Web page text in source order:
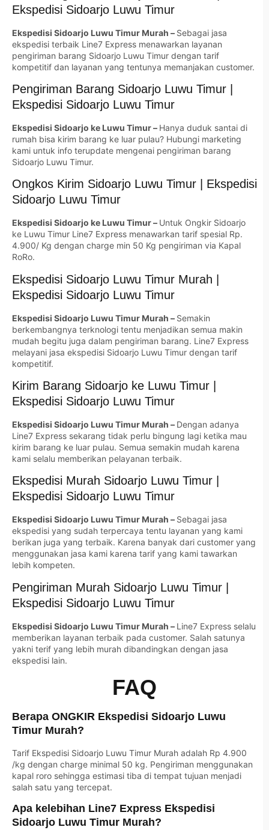
Ekspedisi Sidoarjo Luwu Timur
Ekspedisi Sidoarjo Luwu Timur Murah – Sebagai jasa
ekspedisi terbaik Line7 Express menawarkan layanan
pengiriman barang Sidoarjo Luwu Timur dengan tarif
kompetitif dan layanan yang tentunya memanjakan customer.
Pengiriman Barang Sidoarjo Luwu Timur |
Ekspedisi Sidoarjo Luwu Timur
Ekspedisi Sidoarjo ke Luwu Timur – Hanya duduk santai di
rumah bisa kirim barang ke luar pulau? Hubungi marketing
kami untuk info terupdate mengenai pengiriman barang
Sidoarjo Luwu Timur.
Ongkos Kirim Sidoarjo Luwu Timur | Ekspedisi
Sidoarjo Luwu Timur
Ekspedisi Sidoarjo ke Luwu Timur – Untuk Ongkir Sidoarjo
ke Luwu Timur Line7 Express menawarkan tarif spesial Rp.
4.900/ Kg dengan charge min 50 Kg pengiriman via Kapal
RoRo.
Ekspedisi Sidoarjo Luwu Timur Murah |
Ekspedisi Sidoarjo Luwu Timur
Ekspedisi Sidoarjo Luwu Timur Murah – Semakin
berkembangnya terknologi tentu menjadikan semua makin
mudah begitu juga dalam pengiriman barang. Line7 Express
melayani jasa ekspedisi Sidoarjo Luwu Timur dengan tarif
kompetitif.
Kirim Barang Sidoarjo ke Luwu Timur |
Ekspedisi Sidoarjo Luwu Timur
Ekspedisi Sidoarjo Luwu Timur Murah – Dengan adanya
Line7 Express sekarang tidak perlu bingung lagi ketika mau
kirim barang ke luar pulau. Semua semakin mudah karena
kami selalu memberikan pelayanan terbaik.
Ekspedisi Murah Sidoarjo Luwu Timur |
Ekspedisi Sidoarjo Luwu Timur
Ekspedisi Sidoarjo Luwu Timur Murah – Sebagai jasa
ekspedisi yang sudah terpercaya tentu layanan yang kami
berikan juga yang terbaik. Karena banyak dari customer yang
menggunakan jasa kami karena tarif yang kami tawarkan
lebih kompeten.
Pengiriman Murah Sidoarjo Luwu Timur |
Ekspedisi Sidoarjo Luwu Timur
Ekspedisi Sidoarjo Luwu Timur Murah – Line7 Express selalu
memberikan layanan terbaik pada customer. Salah satunya
yakni terif yang lebih murah dibandingkan dengan jasa
ekspedisi lain.
FAQ
Berapa ONGKIR Ekspedisi Sidoarjo Luwu
Timur Murah?
Tarif Ekspedisi Sidoarjo Luwu Timur Murah adalah Rp 4.900
/kg dengan charge minimal 50 kg. Pengiriman menggunakan
kapal roro sehingga estimasi tiba di tempat tujuan menjadi
salah satu yang tercepat.
Apa kelebihan Line7 Express Ekspedisi
Sidoarjo Luwu Timur Murah?